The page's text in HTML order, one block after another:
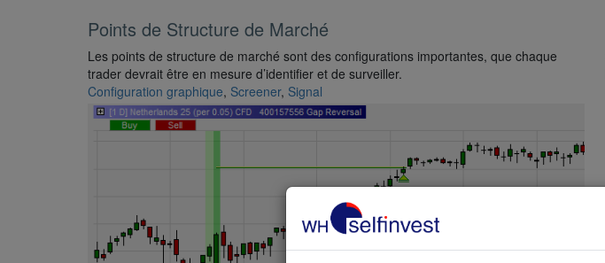
Points de Structure de Marché
Les points de structure de marché sont des configurations importantes, que chaque
trader devrait être en mesure d’identifier et de surveiller.
Configuration graphique, Screener, Signal